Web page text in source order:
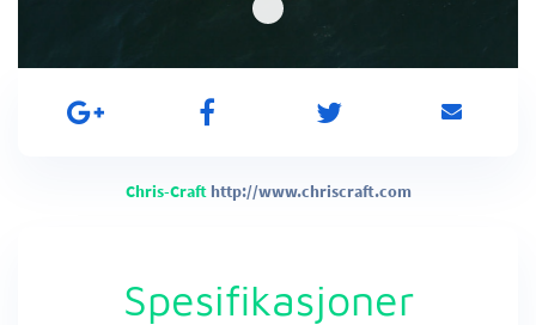
Chris-Craft http://www.chriscraft.com
Spesifikasjoner